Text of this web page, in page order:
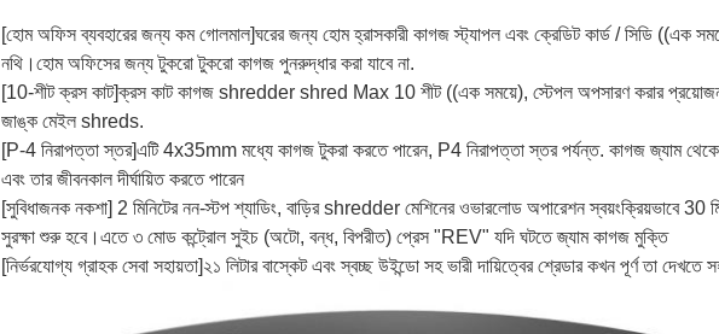
[হোম অফিস ব্যবহারের জন্য কম গোলমাল]ঘরের জন্য হোম হ্রাসকারী কাগজ স্ট্যাপল এবং ক্রেডিট কার্ড / সিডি ((এক
নথি।হোম অফিসের জন্য টুকরো টুকরো কাগজ পুনরুদ্ধার করা যাবে না.
[10-শীট ক্রস কাট]ক্রস কাট কাগজ shredder shred Max 10 শীট ((এক সময়ে), স্টেপল অপসারণ করার প্রয়োজন
জাঙ্ক মেইল shreds.
[P-4 নিরাপত্তা স্তর]এটি 4x35mm মধ্যে কাগজ টুকরা করতে পারেন, P4 নিরাপত্তা স্তর পর্যন্ত. কাগজ জ্যাম
এবং তার জীবনকাল দীর্ঘায়িত করতে পারেন
[সুবিধাজনক নকশা] 2 মিনিটের নন-স্টপ শ্যাডিং, বাড়ির shredder মেশিনের ওভারলোড অপারেশন স্বয়ংক্রিয়ভাবে
সুরক্ষা শুরু হবে।এতে ৩ মোড কন্ট্রোল সুইচ (অটো, বন্ধ, বিপরীত) প্রেস "REV" যদি ঘটতে জ্যাম কাগজ মুক্তি
[নির্ভরযোগ্য গ্রাহক সেবা সহায়তা]২১ লিটার বাস্কেট এবং স্বচ্ছ উইন্ডো সহ ভারী দায়িত্বের শ্রেডার কখন পূর্ণ তা দেখতে